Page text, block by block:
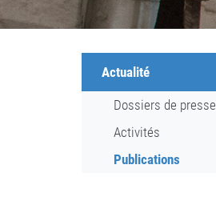
Actualité
Dossiers de presse
Activités
Publications